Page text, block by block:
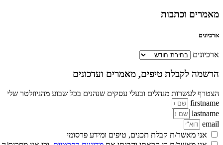
מאמרים וכתבות
ארכיונים
ארכיונים
הרשמה לקבלת טיפים, מאמרים ועדכונים
הצטרף לעשרות מנהלים ובעלי עסקים שנהנים בכל שבוע מהניוזלטר שלי
firstname
lastname
email
אני מאשר/ת קבלת תכנים, טיפים ומידע פרסומי